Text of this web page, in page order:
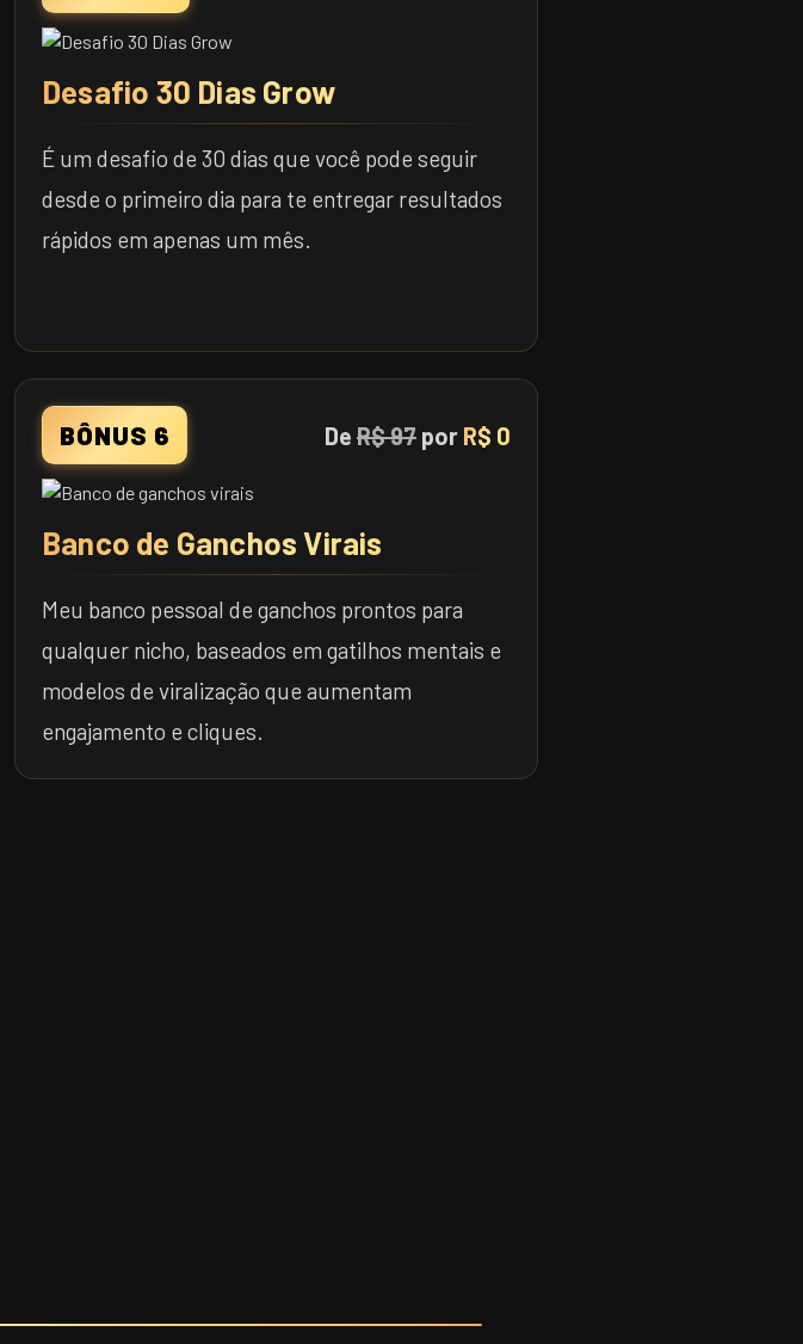
Desafio 30 Dias Grow
É um desafio de 30 dias que você pode seguir
desde o primeiro dia para te entregar resultados
rápidos em apenas um mês.
BÔNUS 6 De R$ 97 por R$ 0
Banco de Ganchos Virais
Meu banco pessoal de ganchos prontos para
qualquer nicho, baseados em gatilhos mentais e
modelos de viralização que aumentam
engajamento e cliques.